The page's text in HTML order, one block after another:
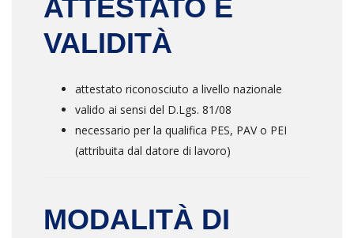
ATTESTATO E
VALIDITÀ
attestato riconosciuto a livello nazionale
valido ai sensi del D.Lgs. 81/08
necessario per la qualifica PES, PAV o PEI
(attribuita dal datore di lavoro)
MODALITÀ DI